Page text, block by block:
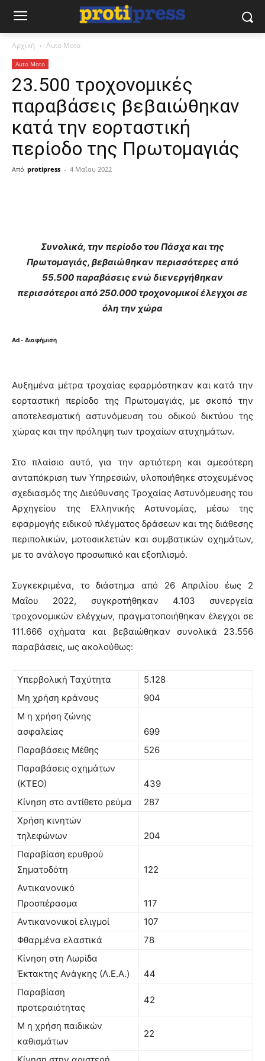
Αρχική Auto Moto
Auto Moto
23.500 τροχονομικές
παραβάσεις βεβαιώθηκαν
κατά την εορταστική
περίοδο της Πρωτομαγιάς
Από protipress - 4 Μαΐου 2022
Συνολικά, την περίοδο του Πάσχα και της
Πρωτομαγιάς, βεβαιώθηκαν περισσότερες από
55.500 παραβάσεις ενώ διενεργήθηκαν
περισσότεροι από 250.000 τροχονομικοί έλεγχοι σε
όλη την χώρα
Ad - Διαφήμιση
Αυξημένα μέτρα τροχαίας εφαρμόστηκαν και κατά την
εορταστική περίοδο της Πρωτομαγιάς, με σκοπό την
αποτελεσματική αστυνόμευση του οδικού δικτύου της
χώρας και την πρόληψη των τροχαίων ατυχημάτων.
Στο πλαίσιο αυτό, για την αρτιότερη και αμεσότερη
ανταπόκριση των Υπηρεσιών, υλοποιήθηκε στοχευμένος
σχεδιασμός της Διεύθυνσης Τροχαίας Αστυνόμευσης του
Αρχηγείου της Ελληνικής Αστυνομίας, μέσω της
εφαρμογής ειδικού πλέγματος δράσεων και της διάθεσης
περιπολικών, μοτοσικλετών και συμβατικών οχημάτων,
με το ανάλογο προσωπικό και εξοπλισμό.
Συγκεκριμένα, το διάστημα από 26 Απριλίου έως 2
Μαΐου 2022, συγκροτήθηκαν 4.103 συνεργεία
τροχονομικών ελέγχων, πραγματοποιήθηκαν έλεγχοι σε
111.666 οχήματα και βεβαιώθηκαν συνολικά 23.556
παραβάσεις, ως ακολούθως:
Υπερβολική Ταχύτητα
5.128
Μη χρήση κράνους
904
M η χρήση ζώνης
ασφαλείας
699
Παραβάσεις Μέθης
526
Παραβάσεις οχημάτων
(ΚΤΕΟ)
439
Κίνηση στο αντίθετο ρεύμα
287
Χρήση κινητών
τηλεφώνων
204
Παραβίαση ερυθρού
Σηματοδότη
122
Αντικανονικό
Προσπέρασμα
117
Αντικανονικοί ελιγμοί
107
Φθαρμένα ελαστικά
78
Κίνηση στη Λωρίδα
Έκτακτης Ανάγκης (Λ.Ε.Α.)
44
Παραβίαση
προτεραιότητας
42
M η χρήση παιδικών
καθισμάτων
22